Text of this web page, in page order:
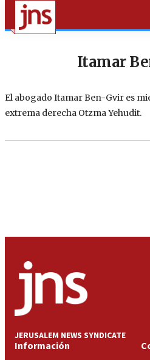
Itamar
El abogado Itamar Ben-Gvir es
extrema derecha Otzma Yehudit.
JERUSALEM NEWS SYNDICATE
Información